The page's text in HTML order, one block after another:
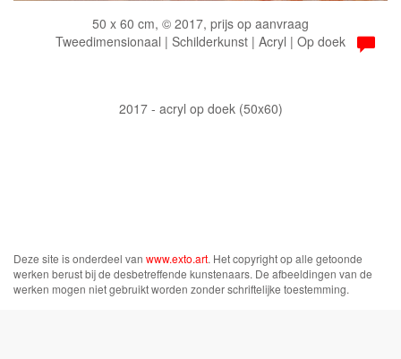
50 x 60 cm, © 2017, prijs op aanvraag
Tweedimensionaal | Schilderkunst | Acryl | Op doek
2017 - acryl op doek (50x60)
Deze site is onderdeel van www.exto.art. Het copyright op alle getoonde
werken berust bij de desbetreffende kunstenaars. De afbeeldingen van de
werken mogen niet gebruikt worden zonder schriftelijke toestemming.